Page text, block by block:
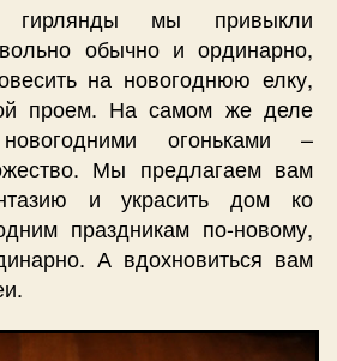
гирлянды мы привыкли
обычно и ординарно,
на новогоднюю елку,
проем. На самом же деле
огоньками –
Мы предлагаем вам
и украсить дом ко
праздникам по-новому,
А вдохновиться вам